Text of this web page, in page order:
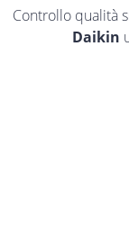
Controllo qualità
Daikin